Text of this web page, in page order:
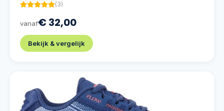
(3)
vanaf€ 32,00
Bekijk & vergelijk